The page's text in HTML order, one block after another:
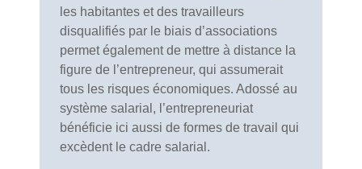
les habitantes et des travailleurs
disqualifiés par le biais d’associations
permet également de mettre à distance la
figure de l’entrepreneur, qui assumerait
tous les risques économiques. Adossé au
système salarial, l’entrepreneuriat
bénéficie ici aussi de formes de travail qui
excèdent le cadre salarial.